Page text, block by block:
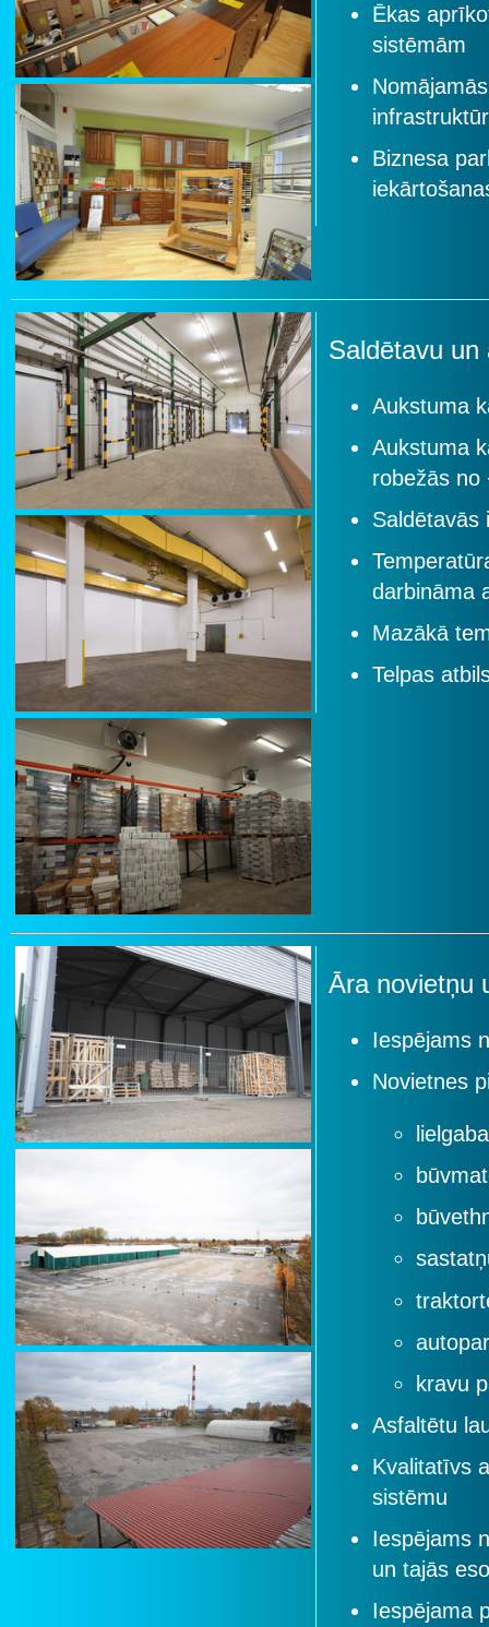
Ēkas
sistēmām
Biznesa
Saldētavu
Aukstuma
Aukstuma
robežās no
Saldētavās
darbināma
Mazākā
Telpas
Āra novietņu
Iespējams
Novietnes
kravu
Asfaltētu
Kvalitatīvs
sistēmu
Iespējams
un tajās
Iespējama